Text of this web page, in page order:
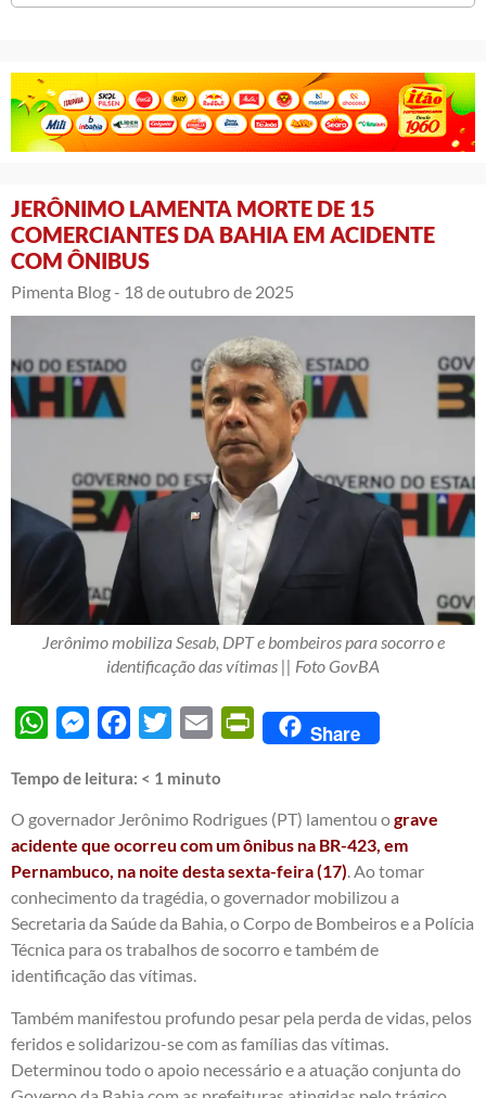
JERÔNIMO LAMENTA MORTE DE 15
COMERCIANTES DA BAHIA EM ACIDENTE
COM ÔNIBUS
Pimenta Blog - 18 de outubro de 2025
Jerônimo mobiliza Sesab, DPT e bombeiros para socorro e
identificação das vítimas || Foto GovBA
WhatsAppMessengerFacebook
Twitter Email PrintFriendly
Share
Tempo de leitura: < 1 minuto
O governador Jerônimo Rodrigues (PT) lamentou ograve
acidente que ocorreu com um ônibus na BR-423, em
Pernambuco, na noite desta sexta-feira (17). Ao tomar
conhecimento da tragédia, o governador mobilizou a
Secretaria da Saúde da Bahia, o Corpo de Bombeiros e a Polícia
Técnica para os trabalhos de socorro e também de
identificação das vítimas.
Também manifestou profundo pesar pela perda de vidas, pelos
feridos e solidarizou-se com as famílias das vítimas.
Determinou todo o apoio necessário e a atuação conjunta do